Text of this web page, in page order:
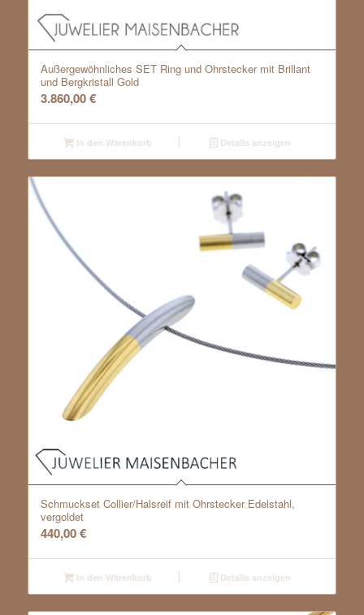
Außergewöhnliches SET Ring und Ohrstecker mit Brillant
und Bergkristall Gold
3.860,00€
In den Warenkorb Details anzeigen
Schmuckset Collier/Halsreif mit Ohrstecker Edelstahl,
vergoldet
440,00€
In den Warenkorb Details anzeigen